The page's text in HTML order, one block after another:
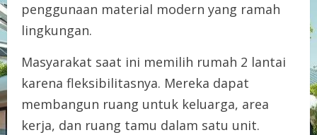
penggunaan material modern yang ramah
lingkungan.
Masyarakat saat ini memilih rumah 2 lantai
karena fleksibilitasnya. Mereka dapat
membangun ruang untuk keluarga, area
kerja, dan ruang tamu dalam satu unit.